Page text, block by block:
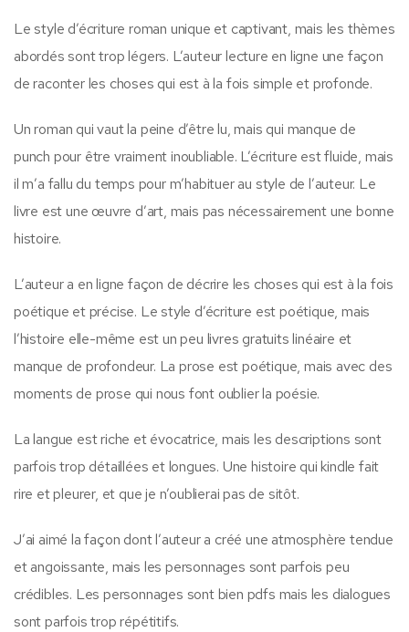
Le style d’écriture roman unique et captivant, mais les thèmes
abordés sont trop légers. L’auteur lecture en ligne une façon
de raconter les choses qui est à la fois simple et profonde.
Un roman qui vaut la peine d’être lu, mais qui manque de
punch pour être vraiment inoubliable. L’écriture est fluide, mais
il m’a fallu du temps pour m’habituer au style de l’auteur. Le
livre est une œuvre d’art, mais pas nécessairement une bonne
histoire.
L’auteur a en ligne façon de décrire les choses qui est à la fois
poétique et précise. Le style d’écriture est poétique, mais
l’histoire elle-même est un peu livres gratuits linéaire et
manque de profondeur. La prose est poétique, mais avec des
moments de prose qui nous font oublier la poésie.
La langue est riche et évocatrice, mais les descriptions sont
parfois trop détaillées et longues. Une histoire qui kindle fait
rire et pleurer, et que je n’oublierai pas de sitôt.
J’ai aimé la façon dont l’auteur a créé une atmosphère tendue
et angoissante, mais les personnages sont parfois peu
crédibles. Les personnages sont bien pdfs mais les dialogues
sont parfois trop répétitifs.